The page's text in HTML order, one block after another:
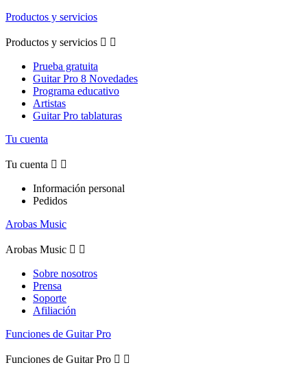
Productos y servicios
Productos y servicios  
Prueba gratuita
Guitar Pro 8 Novedades
Programa educativo
Artistas
Guitar Pro tablaturas
Tu cuenta
Tu cuenta  
Información personal
Pedidos
Arobas Music
Arobas Music  
Sobre nosotros
Prensa
Soporte
Afiliación
Funciones de Guitar Pro
Funciones de Guitar Pro  